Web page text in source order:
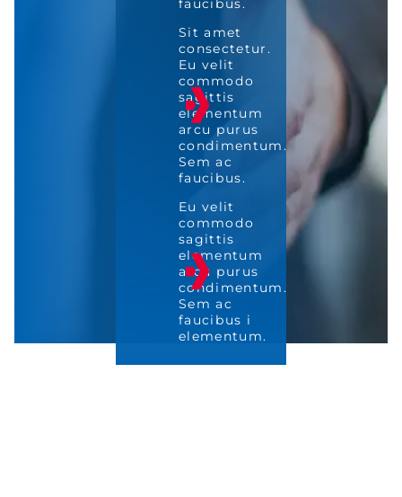
faucibus.
Sit amet
consectetur.
Eu velit
commodo
sagittis
elementum
arcu purus
condimentum.
Sem ac
faucibus.
Eu velit
commodo
sagittis
elementum
arcu purus
condimentum.
Sem ac
faucibus i
elementum.